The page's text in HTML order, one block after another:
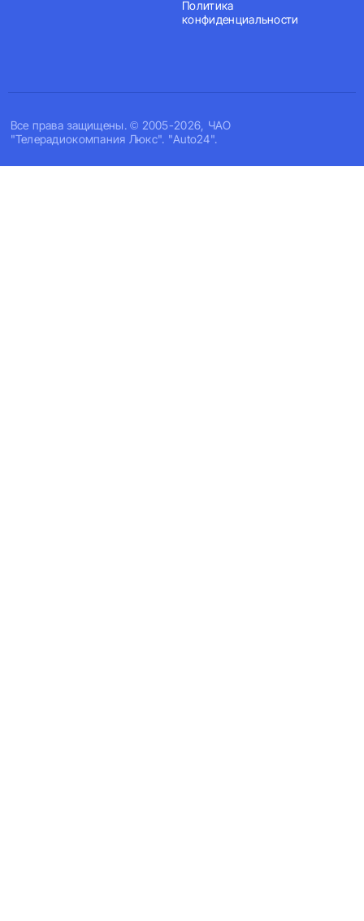
Все права защищены. © 2005-2026, ЧАО
"Телерадиокомпания Люкс". "Auto24".
Политика
конфиденциальности